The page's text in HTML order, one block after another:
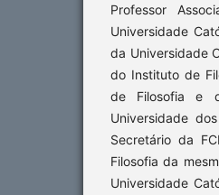
Professor
Universidade
da Universidade
do Instituto de
de Filosofia e
Universidade
Secretário da
Filosofia da
Universidade